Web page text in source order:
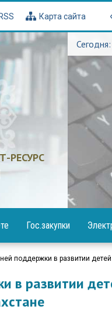
Карта сайта
РЕСУРС
Гос.закупки
Объявления
Годовые планы
закупок
поддержки в развитии
в развитии